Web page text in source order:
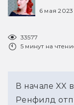
6 мая 2023
33577
5 минут на
В начале XX
Ренфилд